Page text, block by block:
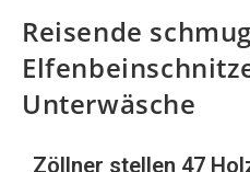
Reisende
Unterwäsche
Zöllner stellen 47